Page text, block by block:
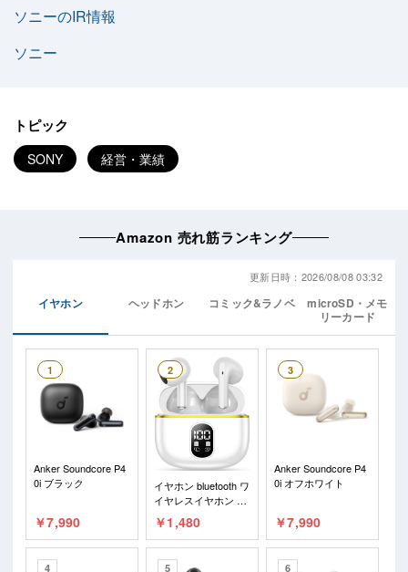
ソニーのIR情報
ソニー
トピック
SONY 経営・業績